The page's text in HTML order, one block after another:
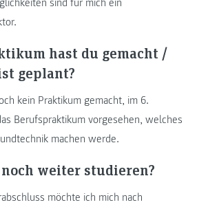
sind für mich ein
hast du gemacht /
geplant?
kein Praktikum gemacht, im 6.
Berufspraktikum vorgesehen, welches
machen werde.
weiter studieren?
möchte ich mich nach